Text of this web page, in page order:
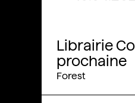
Librairie
prochaine
Forest